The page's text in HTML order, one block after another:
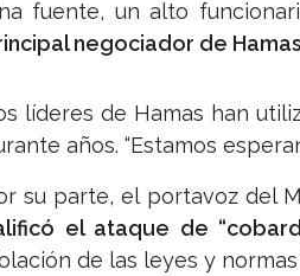
fuente, un alto
negociador de
líderes de Hamas han
años. “Estamos
su parte, el portavoz del
el ataque de
de las leyes y normas